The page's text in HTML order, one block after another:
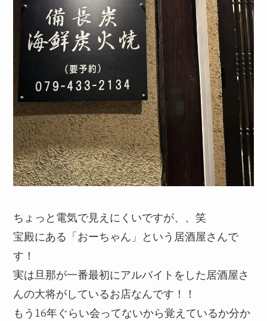
ちょっと電気で見えにくいですが、、笑
宝殿にある「おーちゃん」という居酒屋さんで
す！
実は旦那が一番最初にアルバイトをした居酒屋さ
んの大将がしているお店なんです！！
もう16年ぐらい会ってないから覚えているか分か